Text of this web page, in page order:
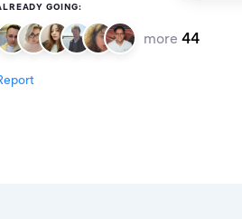
GOING:
more 44